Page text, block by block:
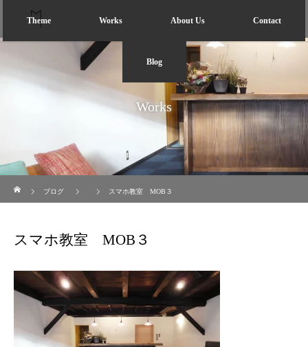
Theme Works About Us Contact
Blog
Works
ブログ
スマホ教室 MOB３
スマホ教室 MOB３